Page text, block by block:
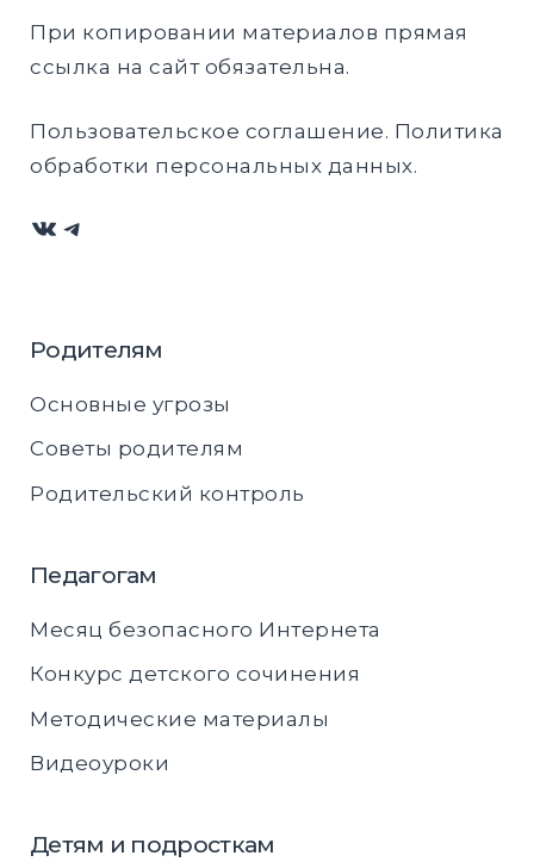
При копировании материалов прямая
ссылка на сайт обязательна.
Пользовательское соглашение. Политика
обработки персональных данных.
ВКонтакте
Telegram
Родителям
Основные угрозы
Советы родителям
Родительский контроль
Педагогам
Месяц безопасного Интернета
Конкурс детского сочинения
Методические материалы
Видеоуроки
Детям и подросткам